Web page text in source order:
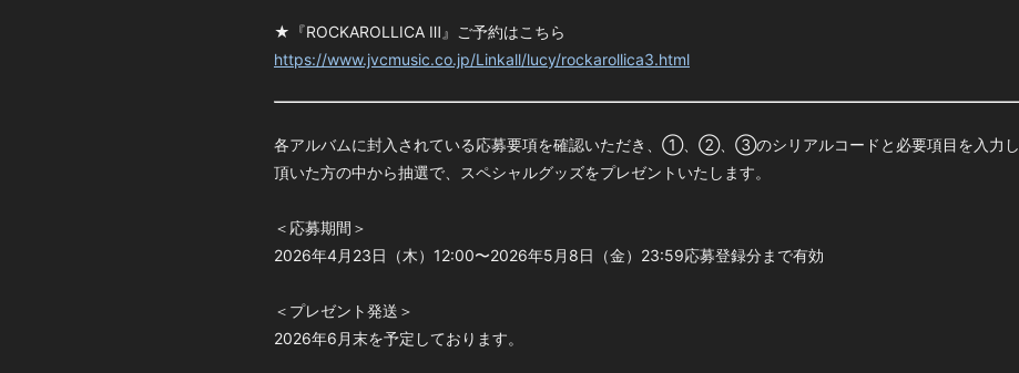
★『ROCKAROLLICA Ⅲ』ご予約はこちら
https://www.jvcmusic.co.jp/Linkall/lucy/rockarollica3.html
各アルバムに封入されている応募要項を確認いただき、①、②、③のシリアルコードと必要項目を入力し
頂いた方の中から抽選で、スペシャルグッズをプレゼントいたします。
＜応募期間＞
2026年4月23日（木）12:00〜2026年5月8日（金）23:59応募登録分まで有効
＜プレゼント発送＞
2026年6月末を予定しております。